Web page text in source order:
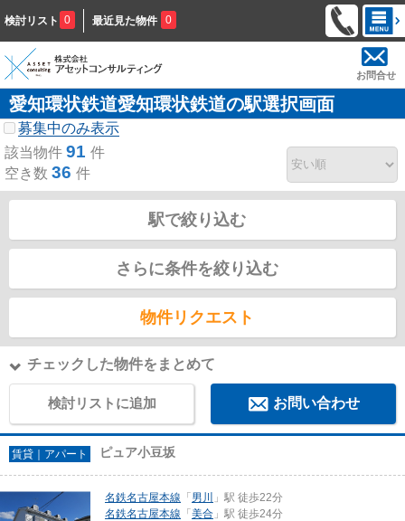
検討リスト 0 最近見た物件 0
お問合せ
愛知環状鉄道愛知環状鉄道の駅選択画面
募集中のみ表示
該当物件 91 件
空き数 36 件
駅で絞り込む
さらに条件を絞り込む
物件リクエスト
チェックした物件をまとめて
検討リストに追加 お問い合わせ
賃貸｜アパート ピュア小豆坂
名鉄名古屋本線 「 男川
」駅 徒歩22分
名鉄名古屋本線 「 美合 」駅 徒歩24分